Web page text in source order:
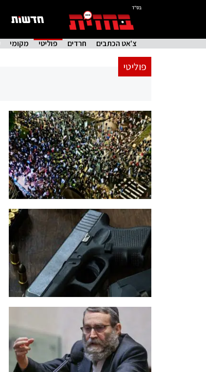
בס"ד
צ'אט הכתבים חרדים פוליטי מקומי
פוליטי